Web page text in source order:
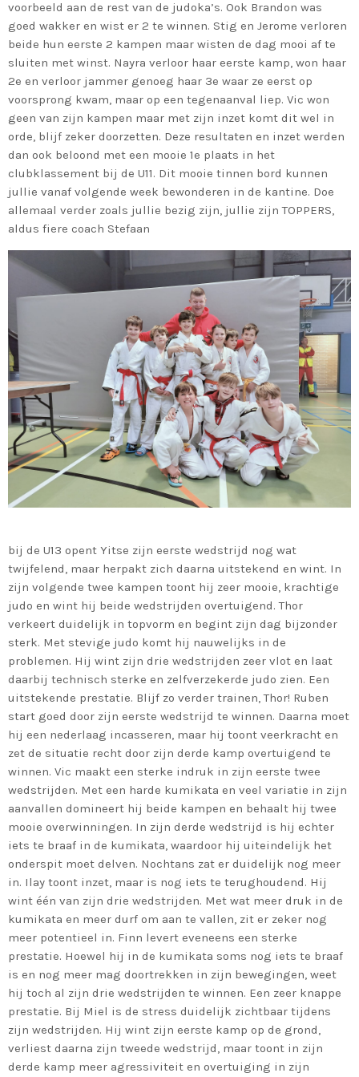
MOST UPVOTED
today 22/01/2023
231 1
KJELL LAPERRE
voorbeeld aan de rest van de judoka’s. Ook Brandon was
goed wakker en wist er 2 te winnen. Stig en Jerome verloren
beide hun eerste 2 kampen maar wisten de dag mooi af te
sluiten met winst. Nayra verloor haar eerste kamp, won haar
2e en verloor jammer genoeg haar 3e waar ze eerst op
voorsprong kwam, maar op een tegenaanval liep. Vic won
geen van zijn kampen maar met zijn inzet komt dit wel in
orde, blijf zeker doorzetten. Deze resultaten en inzet werden
dan ook beloond met een mooie 1e plaats in het
clubklassement bij de U11. Dit mooie tinnen bord kunnen
jullie vanaf volgende week bewonderen in de kantine. Doe
allemaal verder zoals jullie bezig zijn, jullie zijn TOPPERS,
aldus fiere coach Stefaan
bij de U13 opent Yitse zijn eerste wedstrijd nog wat
twijfelend, maar herpakt zich daarna uitstekend en wint. In
zijn volgende twee kampen toont hij zeer mooie, krachtige
judo en wint hij beide wedstrijden overtuigend. Thor
verkeert duidelijk in topvorm en begint zijn dag bijzonder
sterk. Met stevige judo komt hij nauwelijks in de
problemen. Hij wint zijn drie wedstrijden zeer vlot en laat
daarbij technisch sterke en zelfverzekerde judo zien. Een
uitstekende prestatie. Blijf zo verder trainen, Thor! Ruben
start goed door zijn eerste wedstrijd te winnen. Daarna moet
hij een nederlaag incasseren, maar hij toont veerkracht en
zet de situatie recht door zijn derde kamp overtuigend te
winnen. Vic maakt een sterke indruk in zijn eerste twee
wedstrijden. Met een harde kumikata en veel variatie in zijn
aanvallen domineert hij beide kampen en behaalt hij twee
mooie overwinningen. In zijn derde wedstrijd is hij echter
iets te braaf in de kumikata, waardoor hij uiteindelijk het
onderspit moet delven. Nochtans zat er duidelijk nog meer
in. Ilay toont inzet, maar is nog iets te terughoudend. Hij
wint één van zijn drie wedstrijden. Met wat meer druk in de
kumikata en meer durf om aan te vallen, zit er zeker nog
meer potentieel in. Finn levert eveneens een sterke
prestatie. Hoewel hij in de kumikata soms nog iets te braaf
is en nog meer mag doortrekken in zijn bewegingen, weet
hij toch al zijn drie wedstrijden te winnen. Een zeer knappe
prestatie. Bij Miel is de stress duidelijk zichtbaar tijdens
zijn wedstrijden. Hij wint zijn eerste kamp op de grond,
verliest daarna zijn tweede wedstrijd, maar toont in zijn
derde kamp meer agressiviteit en overtuiging in zijn